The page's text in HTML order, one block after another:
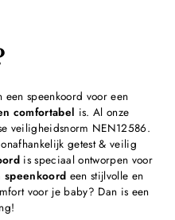
speenkoord voor een
comfortabel is. Al onze
veiligheidsnorm NEN12586.
getest & veilig
is speciaal ontworpen voor
speenkoord een stijlvolle en
voor je baby? Dan is een